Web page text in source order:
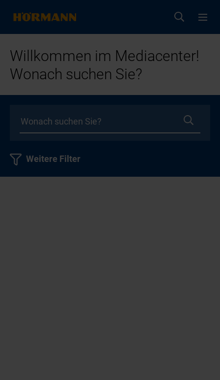
Willkommen im Mediacenter!
Wonach suchen Sie?
Weitere Filter